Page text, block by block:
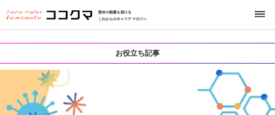
熊本の熱量を届ける
これからのキャリアマガジン
お役立ち記事